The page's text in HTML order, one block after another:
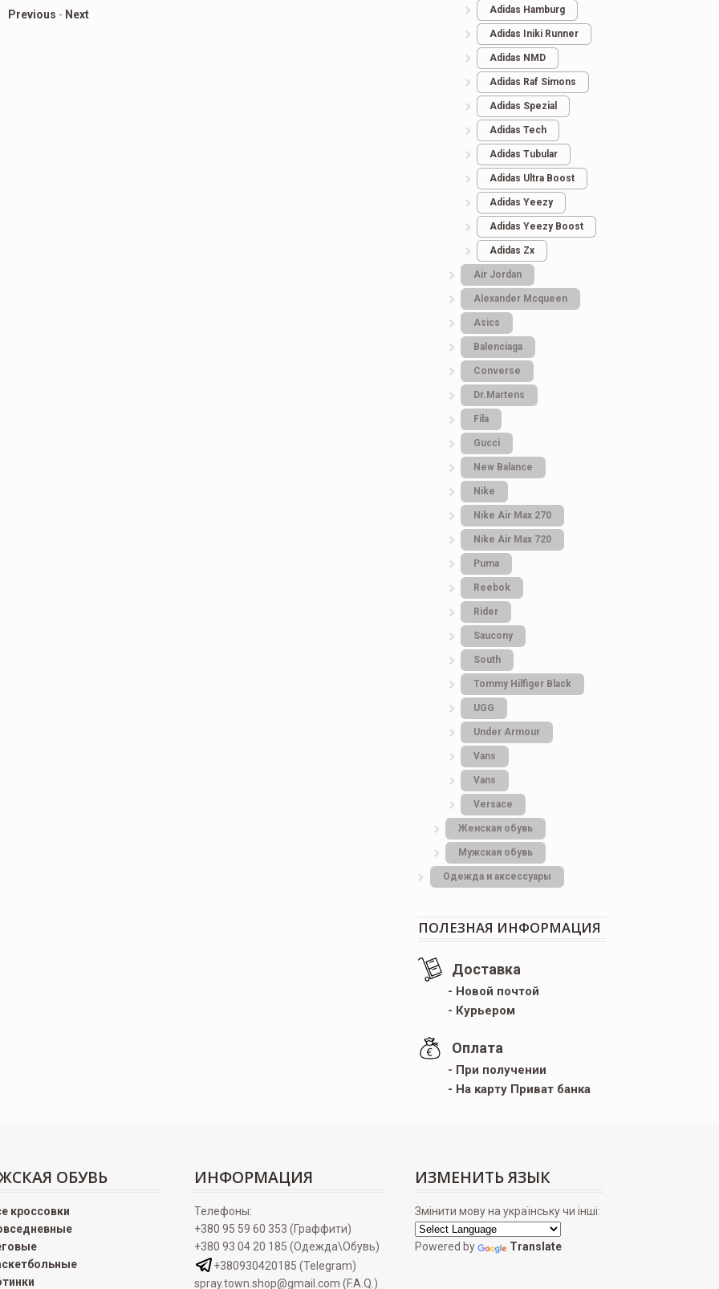
Previous - Next Adidas Hamburg
Adidas Iniki Runner
Adidas NMD
Adidas Raf Simons
Adidas Spezial
Adidas Tech
Adidas Tubular
Adidas Ultra Boost
Adidas Yeezy
Adidas Yeezy Boost
Adidas Zx
Air Jordan
Alexander Mcqueen
Asics
Balenciaga
Converse
Dr.Martens
Fila
Gucci
New Balance
Nike
Nike Air Max 270
Nike Air Max 720
Puma
Reebok
Rider
Saucony
South
Tommy Hilfiger Black
UGG
Under Armour
Vans
Vans
Versace
Женская обувь
Мужская обувь
Одежда и аксессуары
ПОЛЕЗНАЯ ИНФОРМАЦИЯ
Доставка
- Новой почтой
- Курьером
Оплата
- При получении
- На карту Приват банка
ОБУВЬ
кроссовки
ИНФОРМАЦИЯ
Телефоны:
+380 95 59 60 353 (Граффити)
+380 93 04 20 185 (Одежда\Обувь)
+380930420185 (Telegram)
spray.town.shop@gmail.com (F.A.Q.)
ИЗМЕНИТЬ ЯЗЫК
Змінити мову на українську чи інші:
Powered by Translate